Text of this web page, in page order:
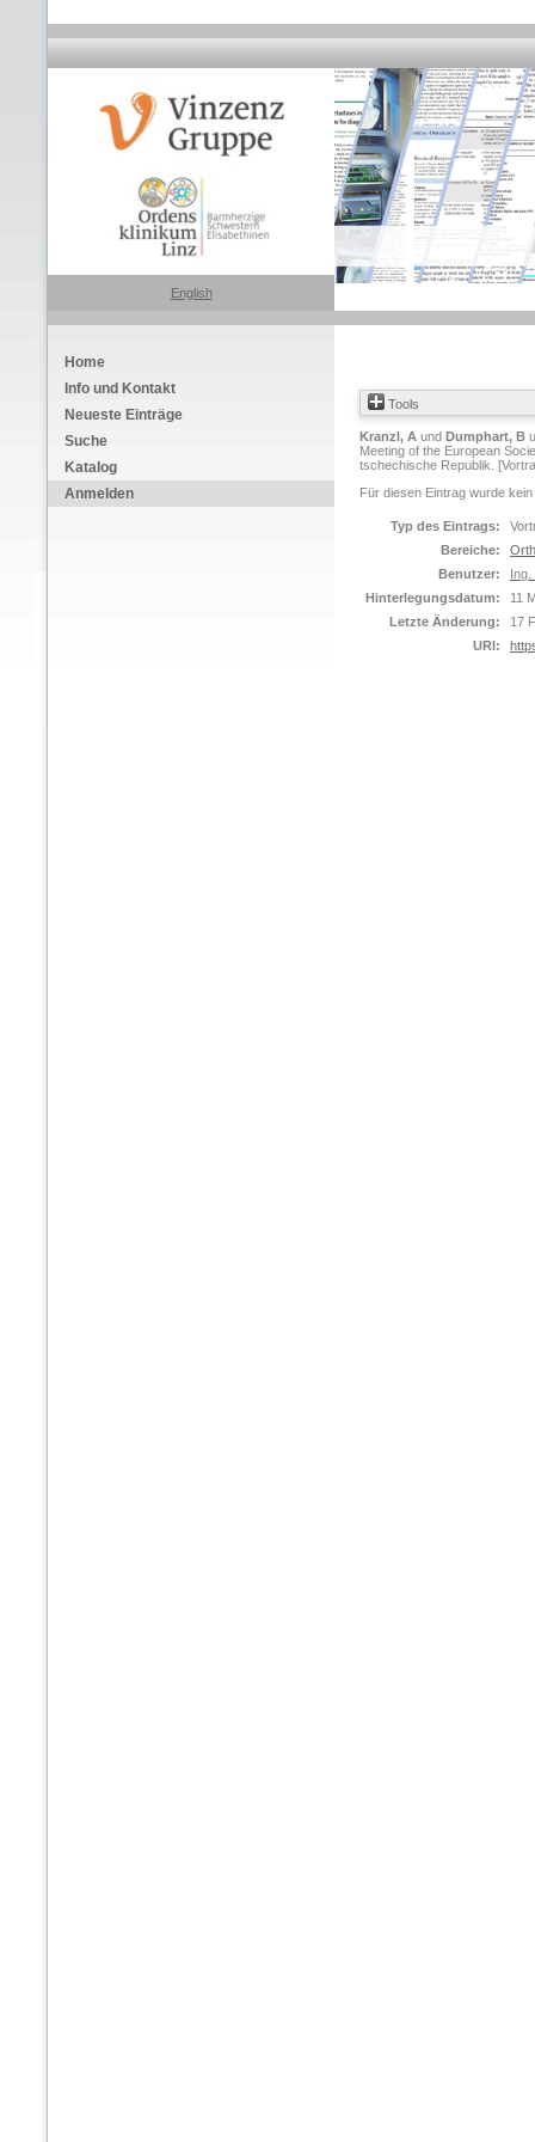
English
Home
Info und Kontakt
Neueste Einträge
Suche
Katalog
Anmelden
Tools
Kranzl, A und Dumphart, B
Meeting of the European
tschechische Republik.
Für diesen Eintrag wurde
Typ des Eintrags:
Bereiche:
Benutzer:
Ing.
Hinterlegungsdatum:
11
Letzte Änderung:
17
URI: